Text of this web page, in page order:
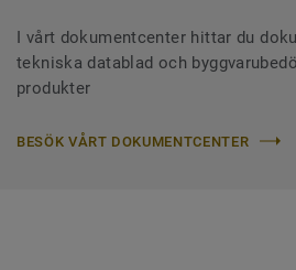
I vårt dokumentcenter hittar du
tekniska datablad och
produkter
BESÖK VÅRT DOKUMENTCENTER